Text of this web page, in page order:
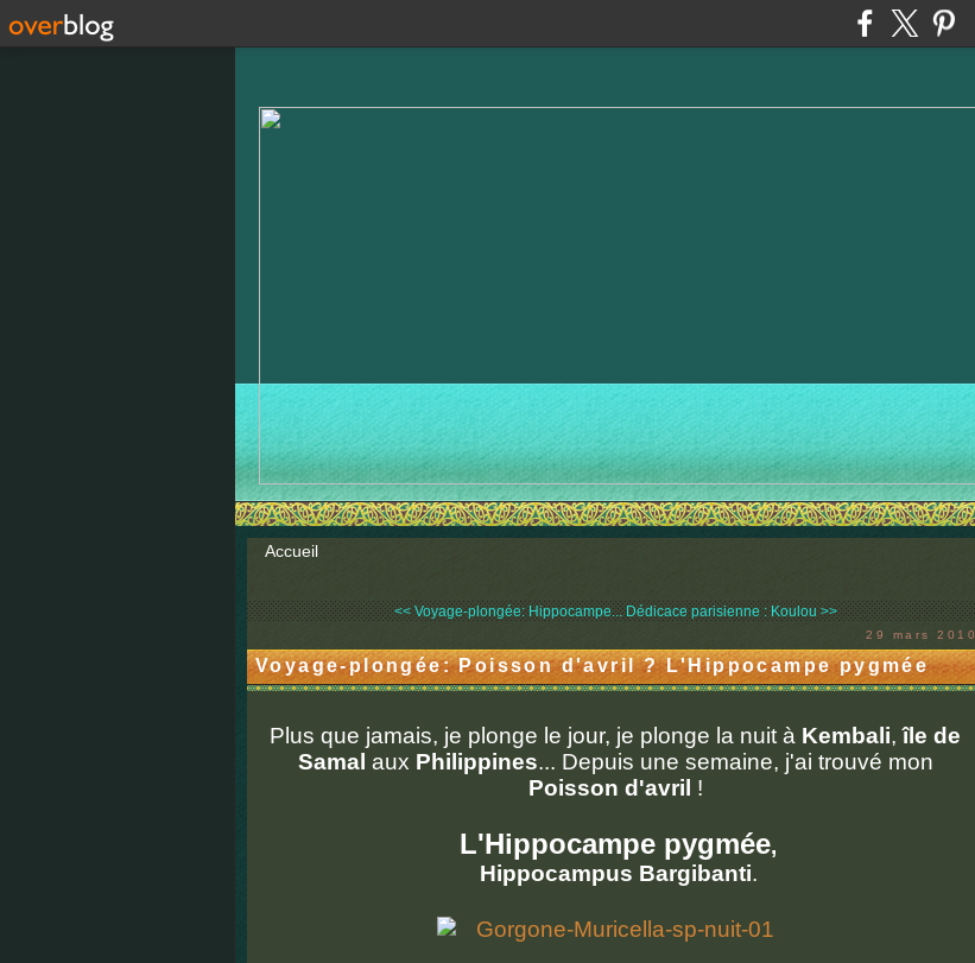
Accueil
<< Voyage-plongée: Hippocampe... Dédicace parisienne : Koulou >>
29 mars 2010
Voyage-plongée: Poisson d'avril ? L'Hippocampe pygmée
Plus que jamais, je plonge le jour, je plonge la nuit à Kembali,île de
Samal aux Philippines... Depuis une semaine, j'ai trouvé mon
Poisson d'avril !
L'Hippocampe pygmée,
Hippocampus Bargibanti.